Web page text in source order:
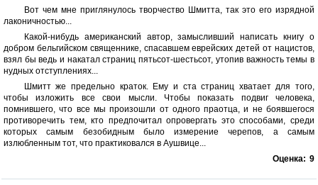
Вот чем мне приглянулось творчество Шмитта, так это его изрядной
лаконичностью...
Какой-нибудь американский автор, замысливший написать книгу о
добром бельгийском священнике, спасавшем еврейских детей от нацистов,
взял бы ведь и накатал страниц пятьсот-шестьсот, утопив важность темы в
нудных отступлениях...
Шмитт же предельно краток. Ему и ста страниц хватает для того,
чтобы изложить все свои мысли. Чтобы показать подвиг человека,
помнившего, что все мы произошли от одного праотца, и не боявшегося
противоречить тем, кто предпочитал опровергать это способами, среди
которых самым безобидным было измерение черепов, а самым
излюбленным тот, что практиковался в Аушвице...
Оценка: 9